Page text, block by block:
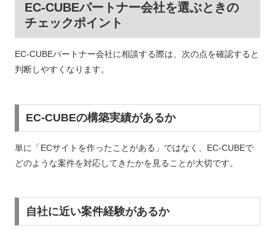
EC-CUBEパートナー会社を選ぶときの
チェックポイント
EC-CUBEパートナー会社に相談する際は、次の点を確認すると
判断しやすくなります。
EC-CUBEの構築実績があるか
単に「ECサイトを作ったことがある」ではなく、EC-CUBEで
どのような案件を対応してきたかを見ることが大切です。
自社に近い案件経験があるか